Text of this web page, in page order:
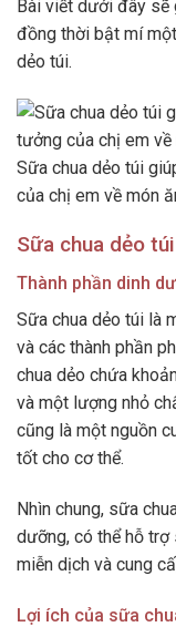
Bài viết dưới đây sẽ
đồng thời bật mí
dẻo túi.
Sữa chua dẻo túi
của chị em về món
Sữa chua dẻo
Thành phần dinh
Sữa chua dẻo túi là
và các thành phần
chua dẻo chứa
và một lượng nhỏ
cũng là một nguồn
tốt cho cơ thể.
Nhìn chung, sữa
dưỡng, có thể hỗ
miễn dịch và cung
Lợi ích của sữa